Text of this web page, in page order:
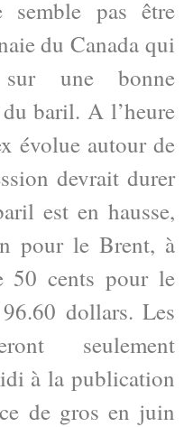
pas être
du Canada qui
une bonne
baril. A l’heure
évolue autour de
devrait durer
est en hausse,
pour le Brent, à
50 cents pour le
dollars. Les
seulement
à la publication
de gros en juin